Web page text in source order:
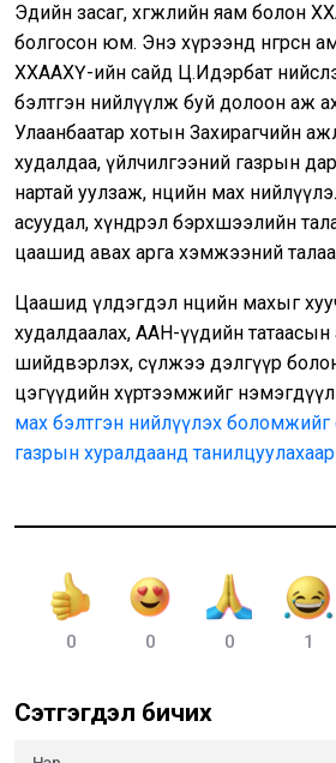
Эдийн засаг, хөгжлийн яам болон
болгосон юм. Энэ хүрээнд өнгөрсөн
ХХААХҮ-ийн сайд Ц.Идэрбат
бэлтгэн нийлүүлж буй долоон аж
Улаанбаатар хотын Захирагчийн
худалдаа, үйлчилгээний газрын
нартай уулзаж, нөөцийн мах
асуудал, хүндрэл бэрхшээлийн
цаашид авах арга хэмжээний
Цаашид үлдэгдэл нөөцийн махыг
худалдаалах, ААН-үүдийн
шийдвэрлэх, сүлжээ дэлгүүр
цэгүүдийн хүртээмжийг
мах бэлтгэн нийлүүлэх боломжийг
газрын хуралдаанд
0 0 0 1
Сэтгэгдэл бичих